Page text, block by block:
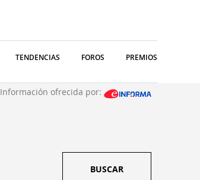
TENDENCIAS FOROS PREMIOS
Información ofrecida por:
BUSCAR